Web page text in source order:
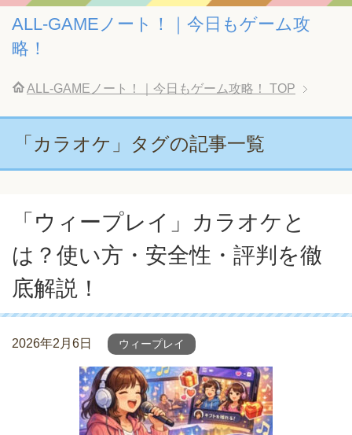
ALL-GAMEノート！｜今日もゲーム攻
略！
ALL-GAMEノート！｜今日もゲーム攻略！ TOP
「カラオケ」タグの記事一覧
「ウィープレイ」カラオケと
は？使い方・安全性・評判を徹
底解説！
2026年2月6日 ウィープレイ